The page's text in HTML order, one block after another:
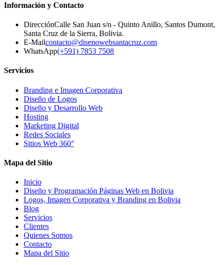
Información y Contacto
DirecciónCalle San Juan s/n - Quinto Anillo, Santos Dumont,
Santa Cruz de la Sierra, Bolivia.
E-Mailcontacto@disenowebsantacruz.com
WhatsApp(+591) 7853 7508
Servicios
Branding e Imagen Corporativa
Diseño de Logos
Diseño y Desarrollo Web
Hosting
Marketing Digital
Redes Sociales
Sitios Web 360°
Mapa del Sitio
Inicio
Diseño y Programación Páginas Web en Bolivia
Logos, Imagen Corporativa y Branding en Bolivia
Blog
Servicios
Clientes
Quienes Somos
Contacto
Mapa del Sitio